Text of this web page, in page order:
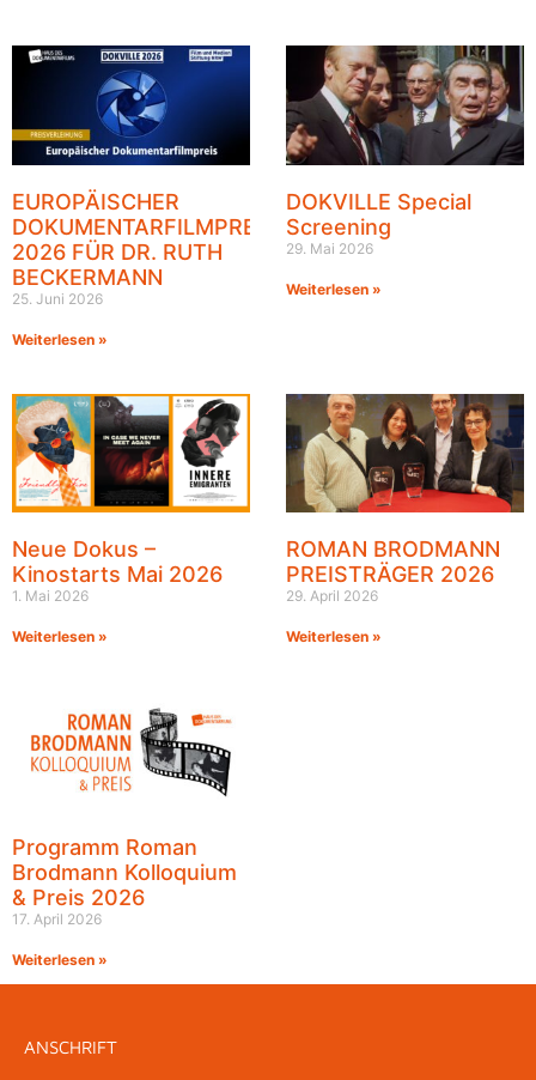
EUROPÄISCHER
DOKUMENTARFILMPREIS
2026 FÜR DR. RUTH
BECKERMANN
25. Juni 2026
Weiterlesen »
DOKVILLE Special
Screening
29. Mai 2026
Weiterlesen »
Neue Dokus –
Kinostarts Mai 2026
1. Mai 2026
Weiterlesen »
ROMAN BRODMANN
PREISTRÄGER 2026
29. April 2026
Weiterlesen »
Programm Roman
Brodmann Kolloquium
& Preis 2026
17. April 2026
Weiterlesen »
ANSCHRIFT